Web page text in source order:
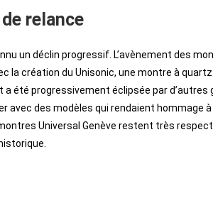
relance
un déclin progressif. L’avènement des
la création du Unisonic, une montre à
été progressivement éclipsée par d’autres
avec des modèles qui rendaient
Universal Genève restent très